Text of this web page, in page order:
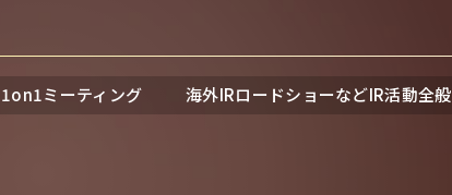
1on1ミーティング 海外IRロードショーなどIR活動全般